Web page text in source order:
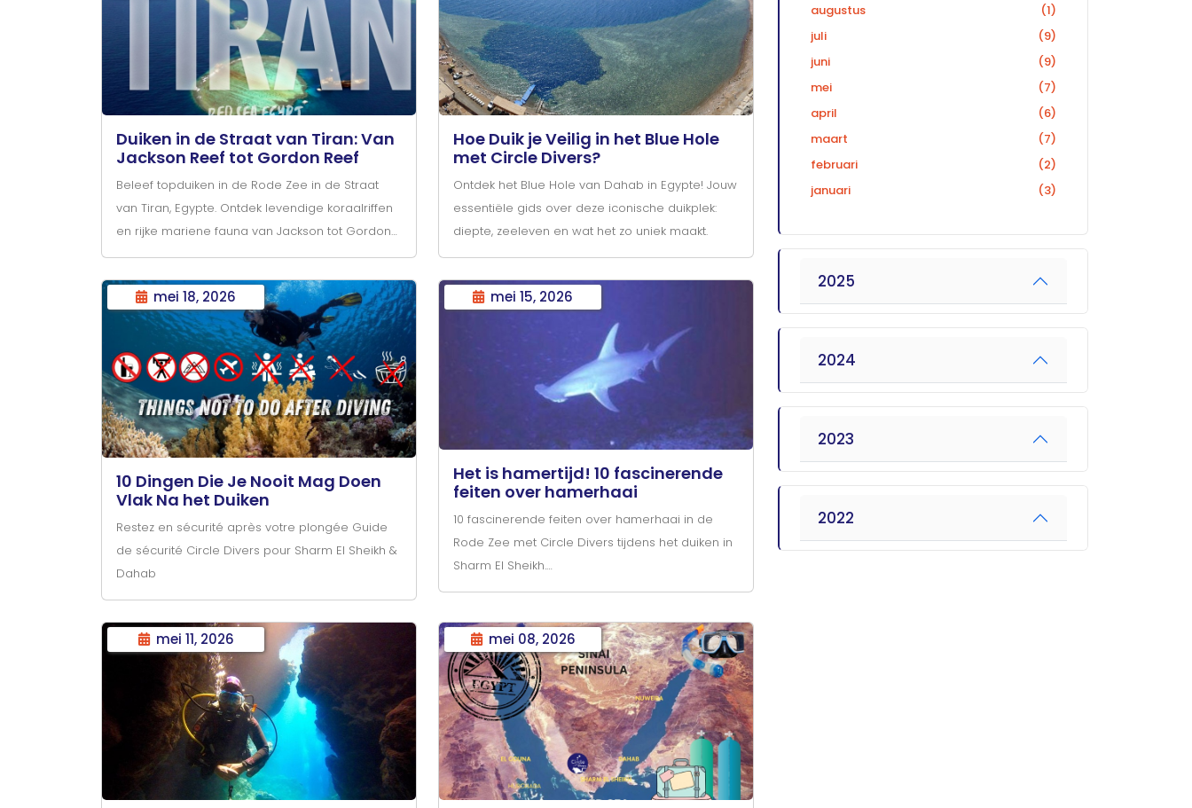
Duiken in de Straat van Tiran: Van
Jackson Reef tot Gordon Reef
Beleef topduiken in de Rode Zee in de Straat
van Tiran, Egypte. Ontdek levendige koraalriffen
en rijke mariene fauna van Jackson tot Gordon
Reef met Circle Divers.
Hoe Duik je Veilig in het Blue Hole
met Circle Divers?
Ontdek het Blue Hole van Dahab in Egypte! Jouw
essentiële gids over deze iconische duikplek:
diepte, zeeleven en wat het zo uniek maakt.
mei 18, 2026
10 Dingen Die Je Nooit Mag Doen
Vlak Na het Duiken
Restez en sécurité après votre plongée Guide
de sécurité Circle Divers pour Sharm El Sheikh &
Dahab
mei 15, 2026
Het is hamertijd! 10 fascinerende
feiten over hamerhaai
10 fascinerende feiten over hamerhaai in de
Rode Zee met Circle Divers tijdens het duiken in
Sharm El Sheikh.
mei 11, 2026 mei 08, 2026
augustus
(1)
juli
(9)
juni
(9)
mei
(7)
april
(6)
maart
(7)
februari
(2)
januari
(3)
2025
2024
2023
2022